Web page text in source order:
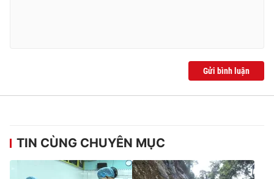
Gửi bình luận
TIN CÙNG CHUYÊN MỤC